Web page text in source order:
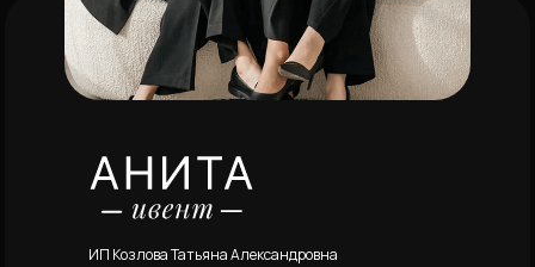
ИП Козлова Татьяна Александровна